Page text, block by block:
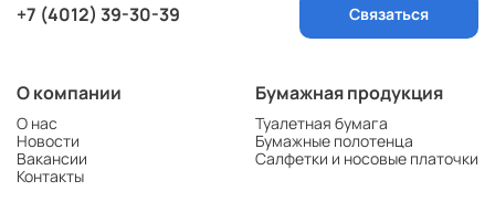
+7 (4012) 39-30-39 Связаться
О компании
О нас
Новости
Вакансии
Контакты
Бумажная продукция
Туалетная бумага
Бумажные полотенца
Салфетки и носовые платочки